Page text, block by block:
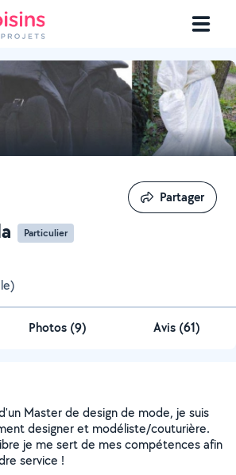
Particulier
Partager
Partager
Photos (9) Avis (61)
Master de design de mode, je suis
designer et modéliste/couturière.
je me sert de mes compétences afin
service !